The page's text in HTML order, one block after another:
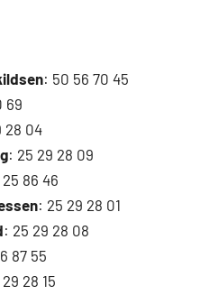
: 50 56 70 45
69
28 04
: 25 29 28 09
86 46
: 25 29 28 01
: 25 29 28 08
87 55
28 15